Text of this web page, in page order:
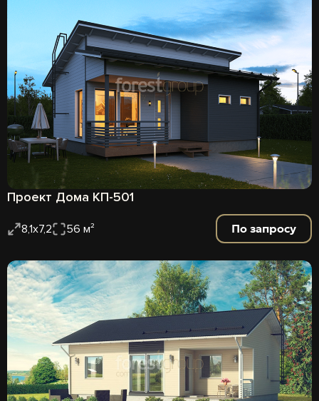
Проект Дома КП-501
8,1х7,2 56 м² По запросу